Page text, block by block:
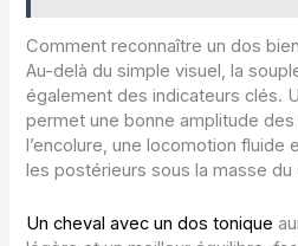
Comment reconnaître un dos
Au-delà du simple visuel, la
également des indicateurs clés.
permet une bonne amplitude
l’encolure, une locomotion fluide
les postérieurs sous la masse du
Un cheval avec un dos tonique